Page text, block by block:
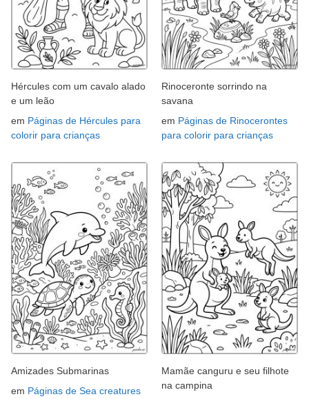
Hércules com um cavalo alado
e um leão
em Páginas de Hércules para
colorir para crianças
Rinoceronte sorrindo na
savana
em Páginas de Rinocerontes
para colorir para crianças
Amizades Submarinas
em Páginas de Sea creatures
Mamãe canguru e seu filhote
na campina